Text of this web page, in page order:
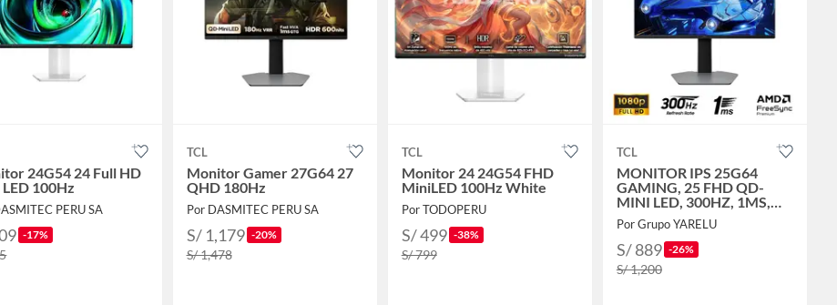
24G54 24 Full HD
100Hz
PERU SA
-17%
TCL
Monitor Gamer 27G64 27
QHD 180Hz
Por DASMITEC PERU SA
S/ 1,179 -20%
S/ 1,478
TCL
Monitor 24 24G54 FHD
MiniLED 100Hz White
Por TODOPERU
S/ 499 -38%
S/ 799
TCL
MONITOR IPS 25G64
GAMING, 25 FHD QD-
MINI LED, 300HZ, 1MS,
DP, PIVOTE
Por Grupo YARELU
S/ 889 -26%
S/ 1,200